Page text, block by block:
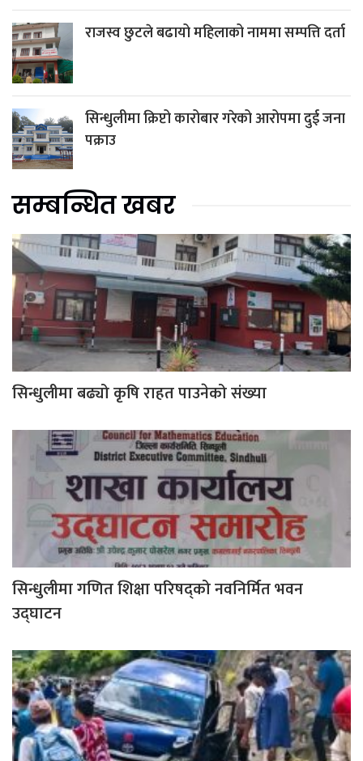
राजस्व छुटले बढायो महिलाको नाममा सम्पत्ति दर्ता
सिन्धुलीमा क्रिप्टो कारोबार गरेको आरोपमा दुई जना
पक्राउ
सम्बन्धित खबर
सिन्धुलीमा बढ्यो कृषि राहत पाउनेको संख्या
सिन्धुलीमा गणित शिक्षा परिषद्को नवनिर्मित भवन
उद्घाटन